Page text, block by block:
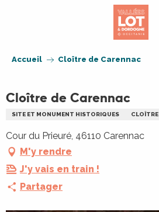
Accueil Cloître de Carennac
Cloître de Carennac
SITE ET MONUMENT HISTORIQUES CLOÎTRE
Cour du Prieuré, 46110 Carennac
M'y rendre
J'y vais en train !
Partager